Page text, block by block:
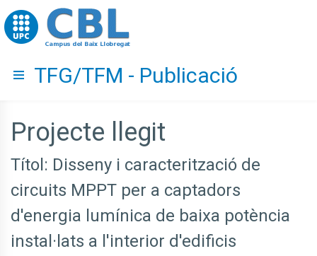
Go to upc.edu
Hide menu
TFG/TFM - Publicació
Projecte llegit
Títol: Disseny i caracterització de
circuits MPPT per a captadors
d'energia lumínica de baixa potència
instal·lats a l'interior d'edificis